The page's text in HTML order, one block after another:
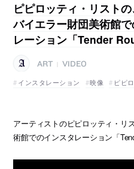
ピピロッティ・リストの
バイエラー財団美術館
レーション「Tender
ART
VIDEO
インスタレーション
映像 ピピ
アーティストのピピロッティ・リ
術館でのインスタレーション「